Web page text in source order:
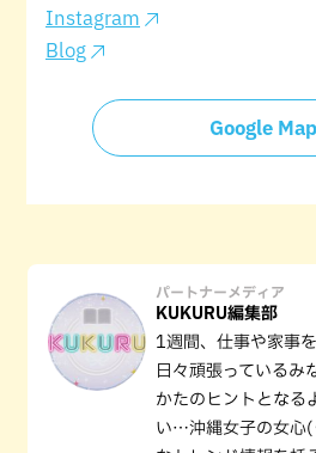
Instagram
Blog
Google
パートナーメディア
KUKURU編集部
1週間、仕事や家事
日々頑張っているみ
かたのヒントとなる
い…沖縄女子の女心(